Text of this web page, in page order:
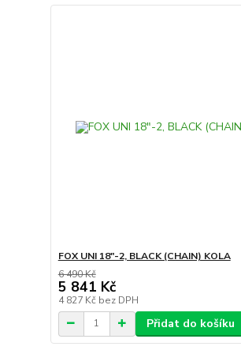
FOX UNI 18"-2, BLACK (CHAIN) KOLA
6 490 Kč
5 841 Kč
4 827 Kč bez DPH
Přidat do košíku